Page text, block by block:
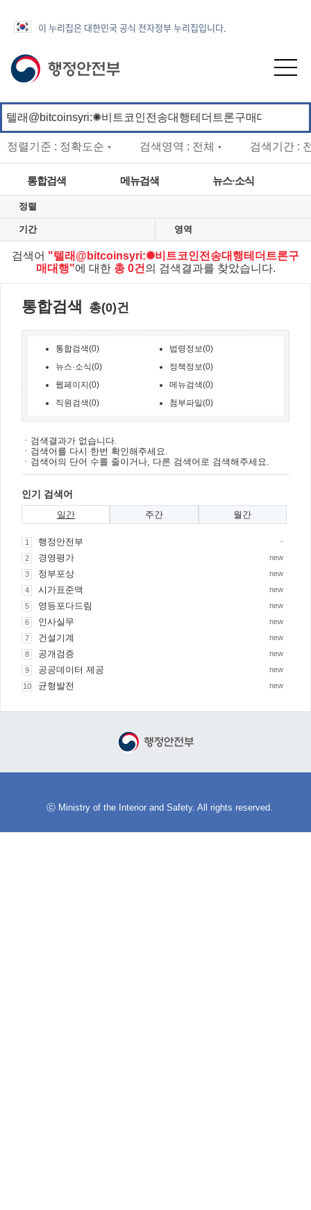
이 누리집은 대한민국 공식 전자정부 누리집입니다.
정렬기준 : 정확도순 ▼ 검색영역 : 전체 ▼ 검색기간 :
통합검색 메뉴검색 뉴스·소식
법령정보
ENGLISH
정렬
기간 영역
검색어 "텔래@bitcoinsyri:✺비트코인전송대행테더트론구
매대행"에 대한 총 0건 의 검색결과를 찾았습니다.
통합검색 총(0)건
통합검색(0)
법령정보(0)
뉴스·소식(0)
정책정보(0)
웹페이지(0)
메뉴검색(0)
직원검색(0)
첨부파일(0)
ㆍ검색결과가 없습니다.
ㆍ검색어를 다시 한번 확인해주세요.
ㆍ검색어의 단어 수를 줄이거나, 다른 검색어로 검색해주세요.
인기 검색어
일간
1 행정안전부
-
2
경영평가
new
3
정부포상
new
4
시가표준액
new
5
영등포다드림
new
6
인사실무
new
7
건설기계
new
8
공개검증
new
9
공공데이터 제공
new
10
균형발전 new
주간 월간
ⓒ Ministry of the Interior and Safety. All rights reserved.